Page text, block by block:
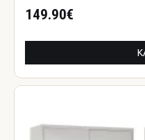
149.90€